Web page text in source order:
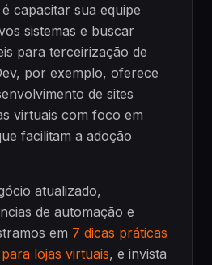
capacitar sua equipe
sistemas e buscar
para terceirização de
por exemplo, oferece
de sites
virtuais com foco em
facilitam a adoção
atualizado,
de automação e
em 7 dicas práticas
lojas virtuais, e invista